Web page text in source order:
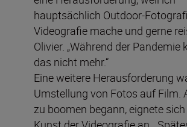
hauptsächlich Outdoor-
Videografie mache und gerne
Olivier. „Während der Pandemie
das nicht mehr.“
Eine weitere Herausforderung
Umstellung von Fotos auf Film.
zu boomen begann, eignete